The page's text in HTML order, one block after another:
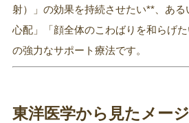
射）」の効果を持続させたい**、あ
心配」「顔全体のこわばりを和らげ
の強力なサポート療法です。
東洋医学から見たメー